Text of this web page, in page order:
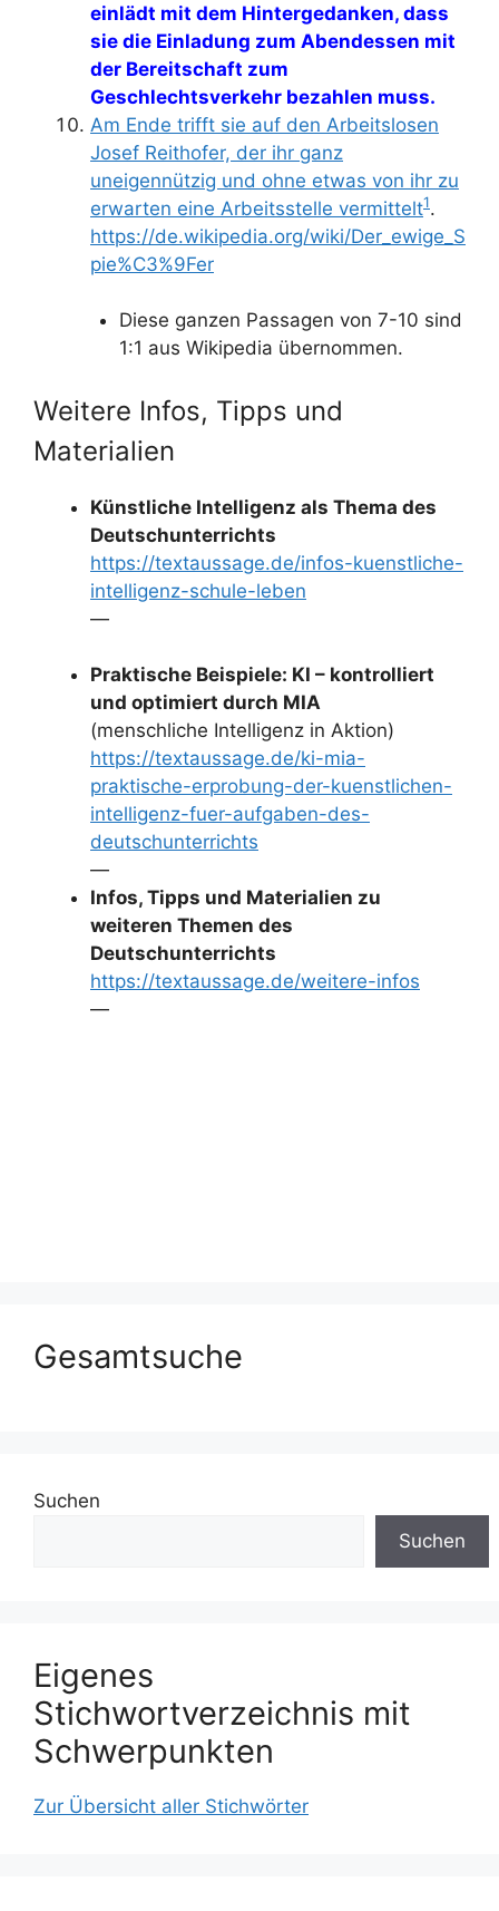
einlädt mit dem Hintergedanken, dass
sie die Einladung zum Abendessen mit
der Bereitschaft zum
Geschlechtsverkehr bezahlen muss.
Am Ende trifft sie auf den Arbeitslosen
Josef Reithofer, der ihr ganz
uneigennützig und ohne etwas von ihr zu
erwarten eine Arbeitsstelle vermittelt1.
https://de.wikipedia.org/wiki/Der_ewige_S
pie%C3%9Fer
Diese ganzen Passagen von 7-10 sind
1:1 aus Wikipedia übernommen.
Weitere Infos, Tipps und
Materialien
Künstliche Intelligenz als Thema des
Deutschunterrichts
https://textaussage.de/infos-kuenstliche-
intelligenz-schule-leben
—
Praktische Beispiele: KI – kontrolliert
und optimiert durch MIA
(menschliche Intelligenz in Aktion)
https://textaussage.de/ki-mia-
praktische-erprobung-der-kuenstlichen-
intelligenz-fuer-aufgaben-des-
deutschunterrichts
—
Infos, Tipps und Materialien zu
weiteren Themen des
Deutschunterrichts
https://textaussage.de/weitere-infos
—
Gesamtsuche
Suchen
Suchen
Eigenes
Stichwortverzeichnis mit
Schwerpunkten
Zur Übersicht aller Stichwörter